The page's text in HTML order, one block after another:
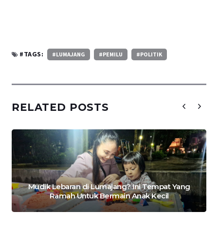
#TAGS: #LUMAJANG #PEMILU #POLITIK
RELATED POSTS
Mudik Lebaran di Lumajang? Ini Tempat Yang
Ramah Untuk Bermain Anak Kecil